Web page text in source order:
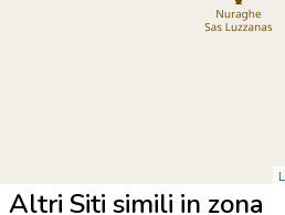
Altri Siti simili in zona